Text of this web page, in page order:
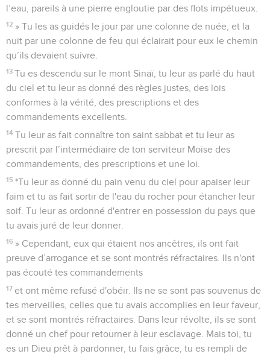
l’eau, pareils à une pierre engloutie par des flots impétueux.
12 » Tu les as guidés le jour par une colonne de nuée, et la
nuit par une colonne de feu qui éclairait pour eux le chemin
qu’ils devaient suivre.
13 Tu es descendu sur le mont Sinaï, tu leur as parlé du haut
du ciel et tu leur as donné des règles justes, des lois
conformes à la vérité, des prescriptions et des
commandements excellents.
14 Tu leur as fait connaître ton saint sabbat et tu leur as
prescrit par l’intermédiaire de ton serviteur Moïse des
commandements, des prescriptions et une loi.
15 *Tu leur as donné du pain venu du ciel pour apaiser leur
faim et tu as fait sortir de l'eau du rocher pour étancher leur
soif. Tu leur as ordonné d'entrer en possession du pays que
tu avais juré de leur donner.
16 » Cependant, eux qui étaient nos ancêtres, ils ont fait
preuve d’arrogance et se sont montrés réfractaires. Ils n'ont
pas écouté tes commandements
17 et ont même refusé d'obéir. Ils ne se sont pas souvenus de
tes merveilles, celles que tu avais accomplies en leur faveur,
et se sont montrés réfractaires. Dans leur révolte, ils se sont
donné un chef pour retourner à leur esclavage. Mais toi, tu
es un Dieu prêt à pardonner, tu fais grâce, tu es rempli de